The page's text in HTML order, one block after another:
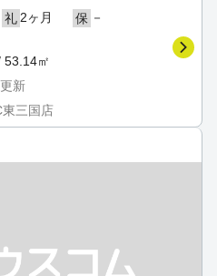
礼 2ヶ月 保 －
53.14㎡
更新
三国店